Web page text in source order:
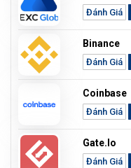
Đánh Giá
Binance
Đánh Giá
Coinbase
Đánh Giá
Gate.io
Đánh Giá